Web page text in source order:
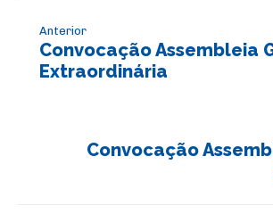
Anterior
Convocação Assembleia
Extraordinária
Convocação